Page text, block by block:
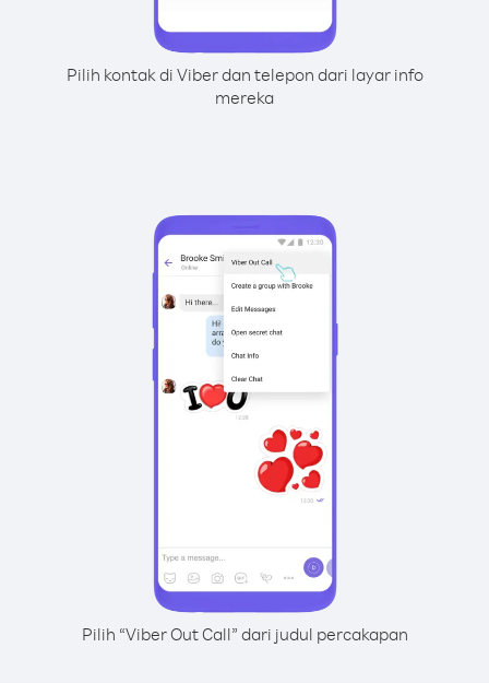
Pilih kontak di Viber dan telepon dari layar info
mereka
Pilih “Viber Out Call” dari judul percakapan